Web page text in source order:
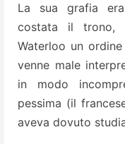
La sua grafia
costata il trono,
Waterloo un
venne male
in modo
pessima (il
aveva dovuto